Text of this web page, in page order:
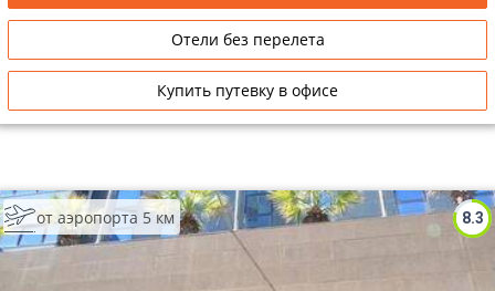
Отели без перелета
Купить путевку в офисе
8.3
от аэропорта 5 км